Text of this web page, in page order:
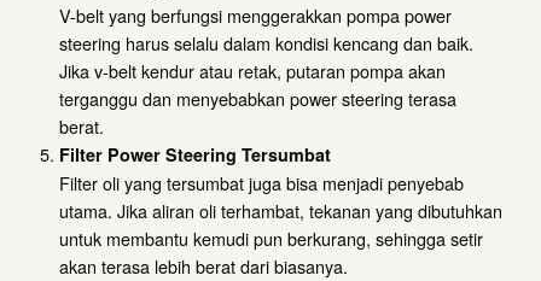
V-belt yang berfungsi menggerakkan pompa power
steering harus selalu dalam kondisi kencang dan baik.
Jika v-belt kendur atau retak, putaran pompa akan
terganggu dan menyebabkan power steering terasa
berat.
Filter Power Steering Tersumbat
Filter oli yang tersumbat juga bisa menjadi penyebab
utama. Jika aliran oli terhambat, tekanan yang dibutuhkan
untuk membantu kemudi pun berkurang, sehingga setir
akan terasa lebih berat dari biasanya.